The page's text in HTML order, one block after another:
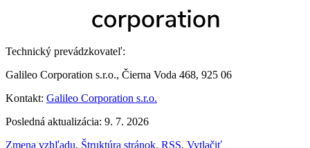
Technický prevádzkovateľ:
Galileo Corporation s.r.o., Čierna Voda 468, 925 06
Kontakt: Galileo Corporation s.r.o.
Posledná aktualizácia: 9. 7. 2026
Zmena vzhľadu, Štruktúra stránok, RSS, Vytlačiť